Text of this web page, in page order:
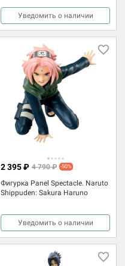
Уведомить о наличии
Фигурка Panel Spectacle. Naruto
Shippuden: Sakura Haruno
2 395 ₽ 4 790 ₽ -50%
Уведомить о наличии